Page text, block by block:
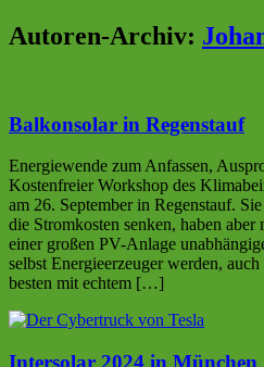
Autoren-Archiv:
Balkonsolar in Regenstauf
Energiewende zum Anfassen,
Kostenfreier Workshop des
am 26. September in Regenstauf.
die Stromkosten senken, haben
einer großen PV-Anlage
selbst Energieerzeuger werden,
besten mit echtem […]
Intersolar 2024 in München